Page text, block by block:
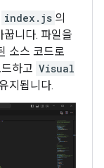
index.js 의
꿉니다. 파일을
소스 코드로
하고 Visual
지됩니다.